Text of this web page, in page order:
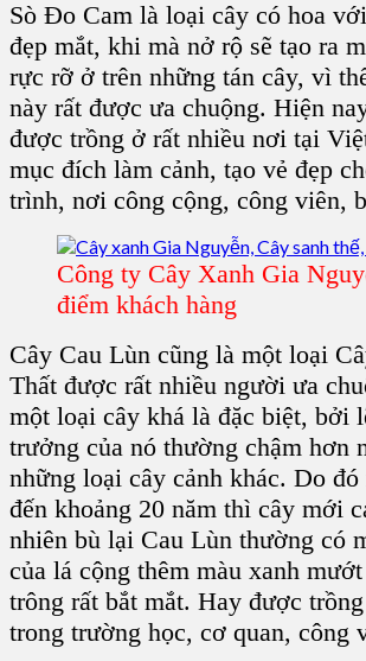
Sò Đo Cam là loại cây có hoa
đẹp mắt, khi mà nở rộ sẽ tạo ra
rực rỡ ở trên những tán cây, vì
này rất được ưa chuộng. Hiện
được trồng ở rất nhiều nơi tại
mục đích làm cảnh, tạo vẻ đẹp
trình, nơi công cộng, công viên,
Công ty Cây Xanh Gia
điểm khách hàng
Cây Cau Lùn cũng là một loại
Thất được rất nhiều người ưa
một loại cây khá là đặc biệt, bởi
trưởng của nó thường chậm hơn
những loại cây cảnh khác. Do đó
đến khoảng 20 năm thì cây mới
nhiên bù lại Cau Lùn thường có
của lá cộng thêm màu xanh
trông rất bắt mắt. Hay được
trong trường học, cơ quan, công